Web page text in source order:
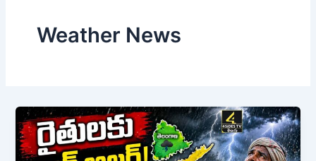
Weather News